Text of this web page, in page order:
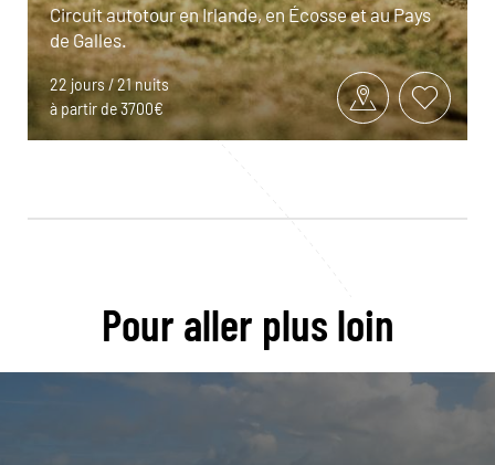
Circuit autotour en Irlande, en Écosse et au Pays
de Galles.
22 jours / 21 nuits
à partir de 3700€
Pour aller plus loin